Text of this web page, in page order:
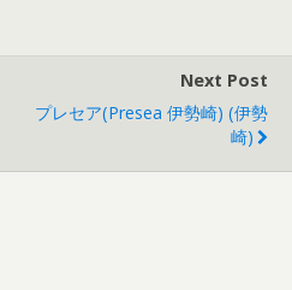
Next Post
プレセア(Presea 伊勢崎) (伊勢
崎)